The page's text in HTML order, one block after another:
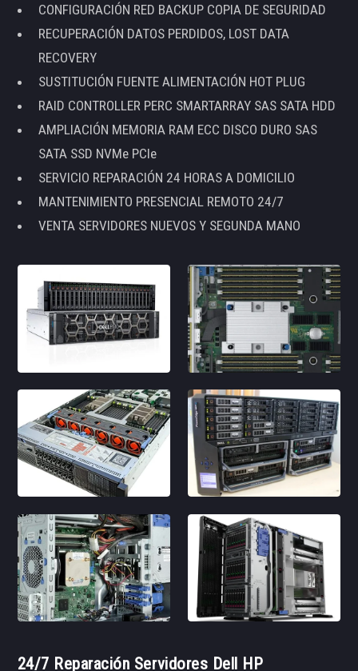
CONFIGURACIÓN RED BACKUP COPIA DE SEGURIDAD
RECUPERACIÓN DATOS PERDIDOS, LOST DATA
RECOVERY
SUSTITUCIÓN FUENTE ALIMENTACIÓN HOT PLUG
RAID CONTROLLER PERC SMARTARRAY SAS SATA HDD
AMPLIACIÓN MEMORIA RAM ECC DISCO DURO SAS
SATA SSD NVMe PCIe
SERVICIO REPARACIÓN 24 HORAS A DOMICILIO
MANTENIMIENTO PRESENCIAL REMOTO 24/7
VENTA SERVIDORES NUEVOS Y SEGUNDA MANO
24/7 Reparación Servidores Dell HP